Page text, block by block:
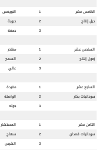
الخامس عشر 1 النويعس
حيل إنتاج
2 حبوبة
3
دمعة
السادس عشر 1 مغادر
زمول إنتاج
2 السمح
3
عالي
السابع عشر 1 مفيدة
سودانيات بكار
2 الواصلة
3
جوله
الثامن عشر 1 المستشار
سودانيات قعدان
2 سهاج
3
الشرس